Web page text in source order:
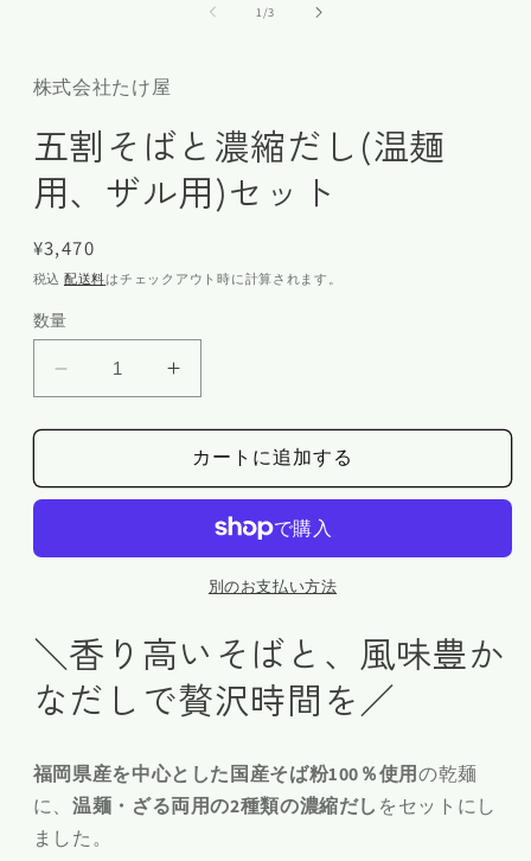
1/の
3
株式会社たけ屋
五割そばと濃縮だし(温麺
用、ザル用)セット
通
常
格
¥3,470
税込 配送料はチェックアウト時に計算されます。
数量
と
(温
麺
用、
ル
用)
セ
五
と
(温
麺
用、
ル
用)
カートに追加する
別のお支払い方法
＼香り高いそばと、風味豊か
なだしで贅沢時間を／
福岡県産を中心とした国産そば粉100％使用の乾麺
に、温麺・ざる両用の2種類の濃縮だし をセットにし
ました。